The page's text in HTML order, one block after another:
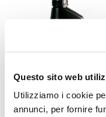
Questo sito web
Utilizziamo i cookie
annunci, per fornire
Olio Forcella Ohlins 1L